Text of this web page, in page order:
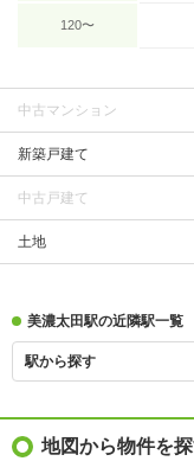
120〜
中古マンション
新築戸建て
中古戸建て
土地
美濃太田駅の近隣駅一覧
駅から探す
地図から物件を